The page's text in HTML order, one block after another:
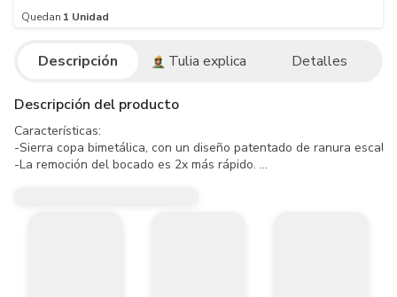
Quedan 1 Unidad
Descripción Tulia explica Detalles
Descripción del producto
Características:
-Sierra copa bimetálica, con un diseño patentado de ranura
-La remoción del bocado es 2x más rápido.